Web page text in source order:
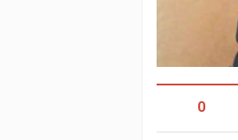
0